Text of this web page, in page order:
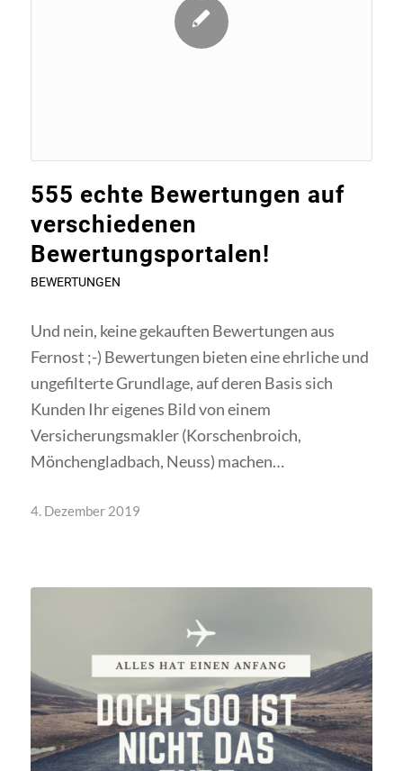
555 echte Bewertungen auf
verschiedenen
Bewertungsportalen!
BEWERTUNGEN
Und nein, keine gekauften Bewertungen aus
Fernost ;-) Bewertungen bieten eine ehrliche und
ungefilterte Grundlage, auf deren Basis sich
Kunden Ihr eigenes Bild von einem
Versicherungsmakler (Korschenbroich,
Mönchengladbach, Neuss) machen…
4. Dezember 2019